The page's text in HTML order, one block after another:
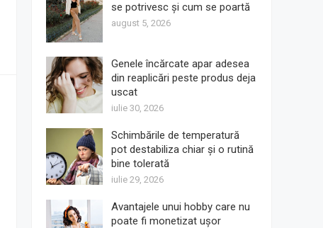
se potrivesc și cum se poartă
august 5, 2026
Genele încărcate apar adesea
din reaplicări peste produs deja
uscat
iulie 30, 2026
Schimbările de temperatură
pot destabiliza chiar și o rutină
bine tolerată
iulie 29, 2026
Avantajele unui hobby care nu
poate fi monetizat ușor